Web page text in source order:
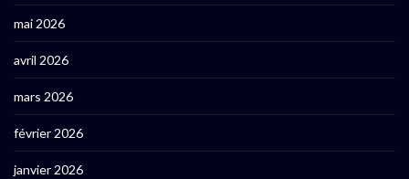
mai 2026
avril 2026
mars 2026
février 2026
janvier 2026